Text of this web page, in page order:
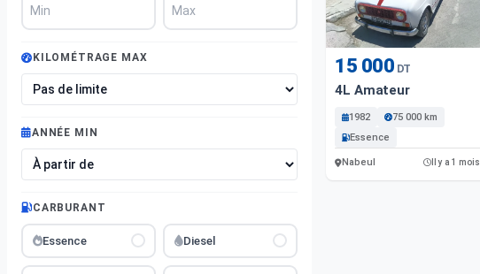
KILOMÉTRAGE MAX
ANNÉE MIN
CARBURANT
Essence Diesel
15 000 DT
4L Amateur
1982
75 000 km
Essence
Nabeul Il y a 1 mois